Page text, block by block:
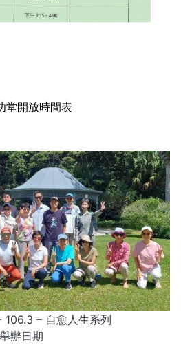
堂開放時間表
– 自愈人生系列
辦日期